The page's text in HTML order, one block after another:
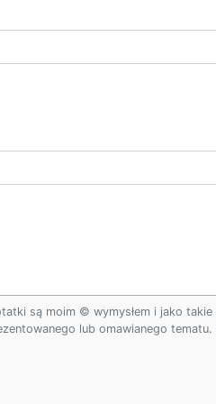
są moim © wymysłem i jako takie
lub omawianego